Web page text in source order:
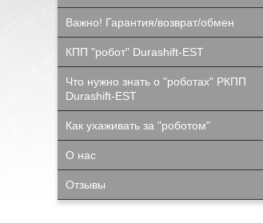
Важно! Гарантия/возврат/обмен
КПП "робот" Durashift-EST
Что нужно знать о "роботах" РКПП
Durashift-EST
Как ухаживать за "роботом"
О нас
Отзывы